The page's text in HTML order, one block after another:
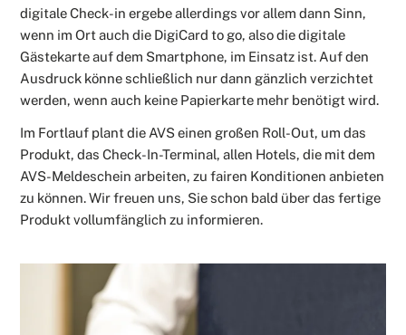
digitale Check-in ergebe allerdings vor allem dann Sinn,
wenn im Ort auch die DigiCard to go, also die digitale
Gästekarte auf dem Smartphone, im Einsatz ist. Auf den
Ausdruck könne schließlich nur dann gänzlich verzichtet
werden, wenn auch keine Papierkarte mehr benötigt wird.
Im Fortlauf plant die AVS einen großen Roll-Out, um das
Produkt, das Check-In-Terminal, allen Hotels, die mit dem
AVS-Meldeschein arbeiten, zu fairen Konditionen anbieten
zu können. Wir freuen uns, Sie schon bald über das fertige
Produkt vollumfänglich zu informieren.